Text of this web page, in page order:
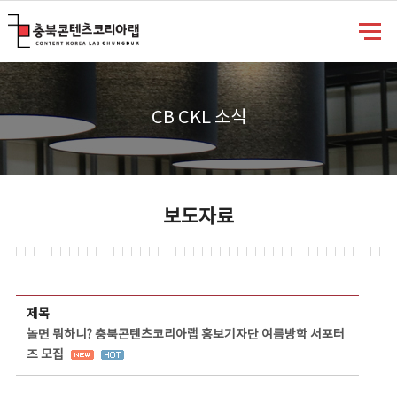
CB CKL 소식
보도자료
제목
놀면 뭐하니? 충북콘텐츠코리아랩 홍보기자단 여름방학 서포터
즈 모집